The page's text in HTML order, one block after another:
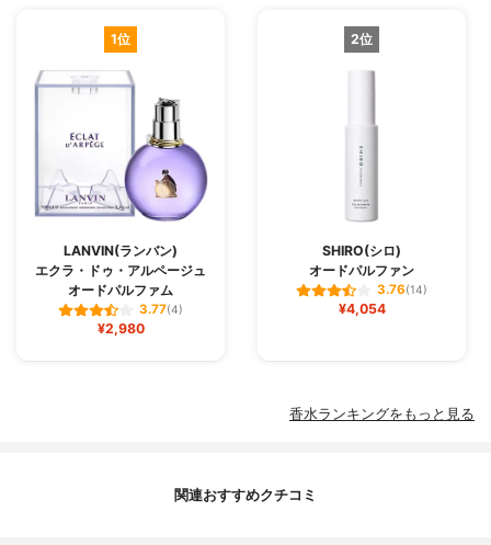
1位
LANVIN(ランバン)
エクラ・ドゥ・アルページュ
オードパルファム
3.77(4)
¥2,980
2位
SHIRO(シロ)
オードパルファン
3.76(14)
¥4,054
香水ランキングをもっと見る
関連おすすめクチコミ